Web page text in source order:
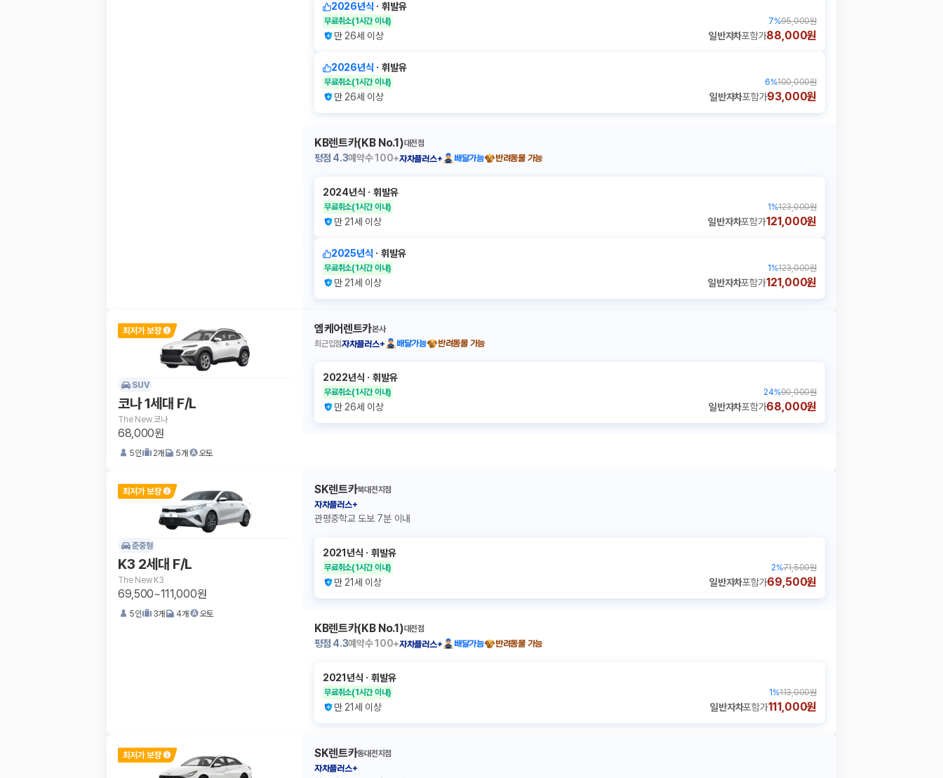
2026년식 ㆍ휘발유
무료취소(1시간 이내) 7%95,000원
만 26세 이상 일반자차포함가88,000원
2026년식 ㆍ휘발유
무료취소(1시간 이내) 6%100,000원
만 26세 이상 일반자차포함가93,000원
KB렌트카(KB No.1)대전점
평점 4.3예약수100+자차플러스+ 배달가능 반려동물 가능
2024년식 ㆍ휘발유
무료취소(1시간 이내) 1 %123,000원
만 21세 이상 일반자차포함가121,000원
2025년식 ㆍ휘발유
무료취소(1시간 이내) 1 %123,000원
만 21세 이상 일반자차포함가121,000원
SUV
코나 1세대 F/L
The New 코나
68,000원
5인 2개 5개 오토
엠케어렌트카본사
최근입점자차플러스+ 배달가능 반려동물 가능
2022년식 ㆍ휘발유
무료취소(1시간 이내) 24%90,000원
만 26세 이상 일반자차포함가68,000원
준중형
K3 2세대 F/L
The New K3
69,500~111,000원
5인 3개 4개 오토
SK렌트카북대전지점
자차플러스+
관평중학교 도보 7분 이내
2021년식 ㆍ휘발유
무료취소(1시간 이내) 2%71,500원
만 21세 이상 일반자차포함가69,500원
KB렌트카(KB No.1)대전점
평점 4.3예약수100+자차플러스+ 배달가능 반려동물 가능
2021년식 ㆍ휘발유
무료취소(1시간 이내) 1 %113,000원
만 21세 이상 일반자차포함가111,000원
SK렌트카동대전지점
자차플러스+